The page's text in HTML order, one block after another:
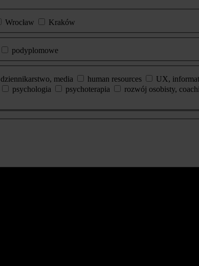
Wrocław
Kraków
podyplomowe
dziennikarstwo, media human resources UX,
psychologia psychoterapia rozwój osobisty,